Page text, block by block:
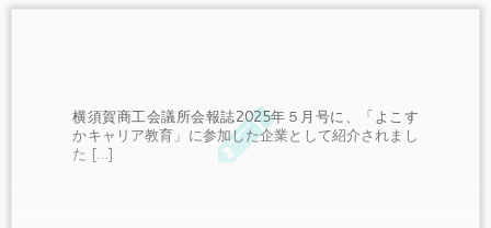
横須賀商工会議所会報誌2025年５月号に、「よこす
かキャリア教育」に参加した企業として紹介されまし
た […]